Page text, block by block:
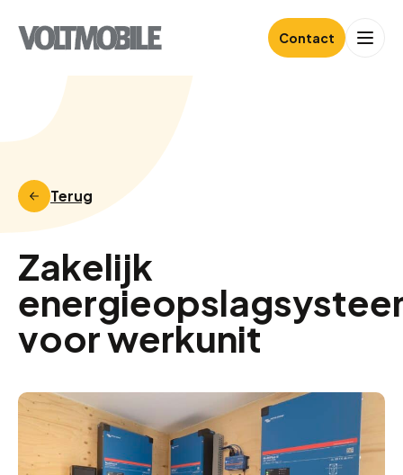
Contact
Terug
Zakelijk
voor werkunit